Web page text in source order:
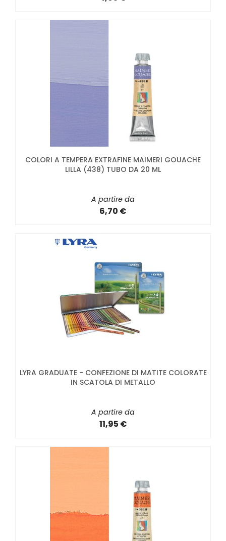
COLORI A TEMPERA EXTRAFINE MAIMERI GOUACHE
LILLA (438) TUBO DA 20 ML
A partire da
6,70 €
LYRA GRADUATE - CONFEZIONE DI MATITE COLORATE
IN SCATOLA DI METALLO
A partire da
11,95 €